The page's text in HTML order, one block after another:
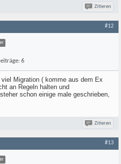
Zitieren
#12
6
Migration ( komme aus dem Ex
an Regeln halten und
schon einige male geschrieben,
Zitieren
#13